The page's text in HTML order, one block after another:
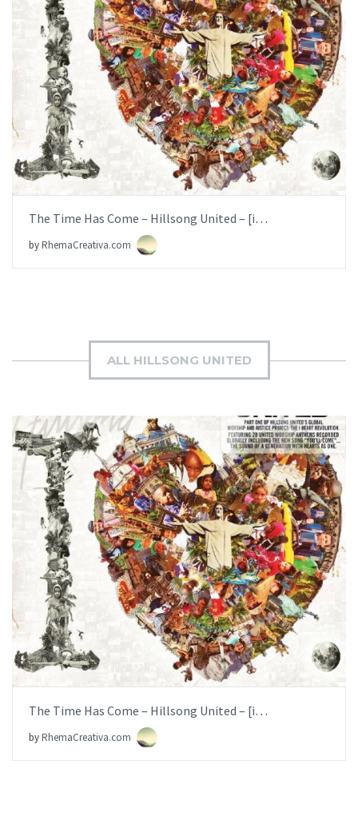
AÑADIR AL PEDIDO
ITEM PRICE:$6.99
The Time Has Come – Hillsong United – [iglesia.local]
byRhemaCreativa.com
ALL HILLSONG UNITED
AÑADIR AL PEDIDO
ITEM PRICE:$6.99
The Time Has Come – Hillsong United – [iglesia.local]
byRhemaCreativa.com